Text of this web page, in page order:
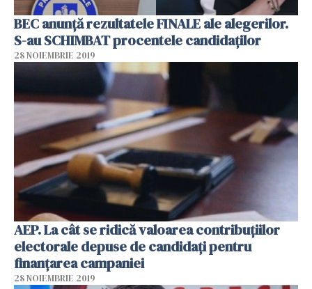
BEC anunță rezultatele FINALE ale alegerilor.
S-au SCHIMBAT procentele candidaților
28 NOIEMBRIE 2019
AEP. La cât se ridică valoarea contribuţiilor
electorale depuse de candidaţi pentru
finanţarea campaniei
28 NOIEMBRIE 2019